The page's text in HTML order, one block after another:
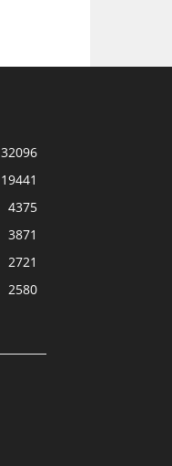
32096
19441
4375
3871
2721
2580